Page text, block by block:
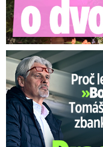
Proč Skuhravý